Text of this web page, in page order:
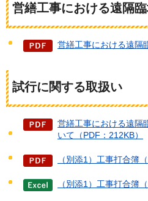
営繕工事における遠隔
営繕工事における遠隔
試行に関する取扱い
営繕工事における遠隔
いて（PDF：212KB）
（別添1）工事打合簿
（別添1）工事打合簿